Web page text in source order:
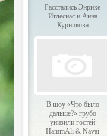
Расстались Энрике
Иглесиас и Анна
Курникова
В шоу «Что было
дальше?» грубо
унизили гостей
HammAli & Navai